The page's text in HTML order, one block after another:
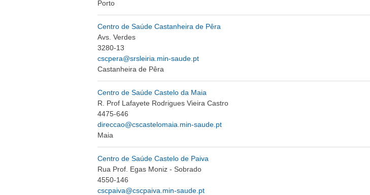
Porto
Centro de Saúde Castanheira de Pêra
Avs. Verdes
3280-13
cscpera@srsleiria.min-saude.pt
Castanheira de Pêra
Centro de Saúde Castelo da Maia
R. Prof Lafayete Rodrigues Vieira Castro
4475-646
direccao@cscastelomaia.min-saude.pt
Maia
Centro de Saúde Castelo de Paiva
Rua Prof. Egas Moniz - Sobrado
4550-146
cscpaiva@cscpaiva.min-saude.pt